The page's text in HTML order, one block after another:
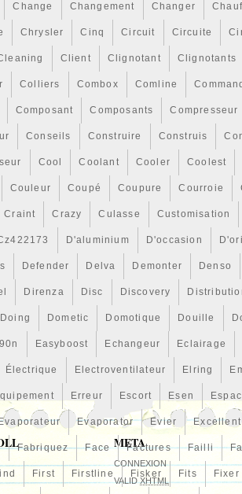
Change Changement Changer
Chrysler Cinq Circuit Circuite
Client Clignotant Clignotants
Colliers Combox Comline
Composant Composants Compresseur
Conseils Construire Construis
Cool Coolant Cooler Coolest
Couleur Coupé Coupure Courroie
Craint Crazy Culasse Customisation
D'aluminium D'occasion
Defender Delva Demonter Denso
Direnza Disc Discovery
Doing Dometic Domotique Douille
Easyboost Echangeur Eclairage
Électrique Electroventilateur Elring
Erreur Escort Esen
Evaporator Evier Excellent
Fabriquez Face Factures Failli
First Firstline Fisker Fits Fixer
META
CONNEXION
VALIDXHTML